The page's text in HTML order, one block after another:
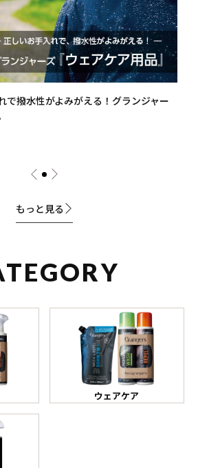
で撥水性がよみがえる！グランジャー
もっと見る
ウェアケア